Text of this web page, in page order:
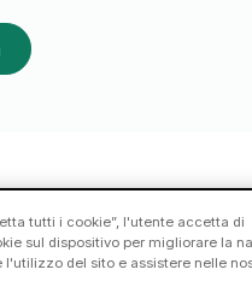
il montaggio IKEA in
Bari
tutti i cookie”, l'utente accetta di
sul dispositivo per migliorare la
l'utilizzo del sito e assistere nelle